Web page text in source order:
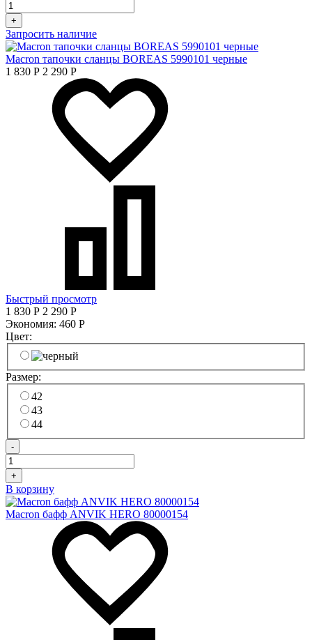
+
Запросить наличие
Macron тапочки сланцы BOREAS 5990101 черные
1 830 Р 2 290 Р
Быстрый просмотр
1 830 Р 2 290 Р
Экономия: 460 Р
Цвет:
Размер:
42
43
44
-
+
В корзину
Macron бафф ANVIK HERO 80000154